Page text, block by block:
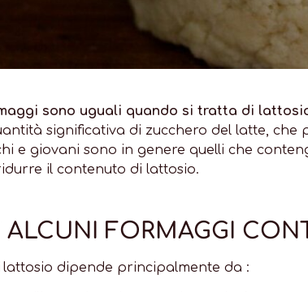
sono uguali quando si tratta di
significativa di zucchero del latte,
e giovani sono in genere quelli che
il contenuto di lattosio.
ALCUNI FORMAGGI
lattosio dipende principalmente da :